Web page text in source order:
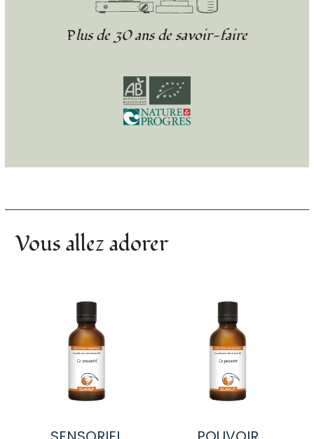
Plus de 30 ans de savoir-faire
Vous allez adorer